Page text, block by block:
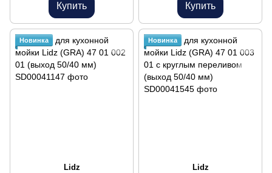
Купить Купить
Новинка
Lidz
Новинка
Lidz